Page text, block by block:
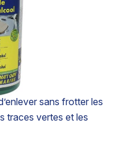
à base de vinaigre
trace sur les surfaces
pour leur fort
sans frotter les
traces vertes et les